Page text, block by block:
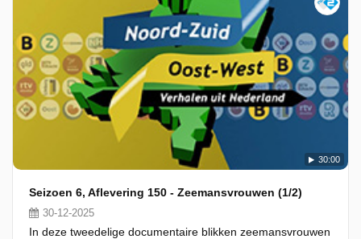
30:00
Seizoen 6, Aflevering 150 - Zeemansvrouwen (1/2)
30-12-2025
In deze tweedelige documentaire blikken zeemansvrouwen